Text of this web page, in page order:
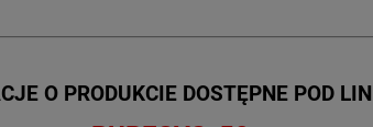
O PRODUKCIE DOSTĘPNE POD